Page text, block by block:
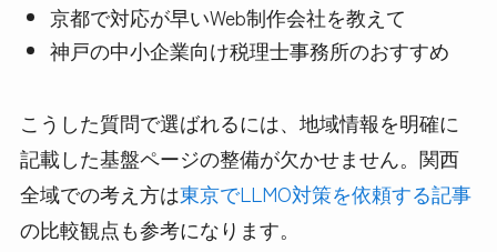
京都で対応が早いWeb制作会社を教えて
神戸の中小企業向け税理士事務所のおすすめ
こうした質問で選ばれるには、地域情報を明確に
記載した基盤ページの整備が欠かせません。関西
全域での考え方は東京でLLMO対策を依頼する記事
の比較観点も参考になります。